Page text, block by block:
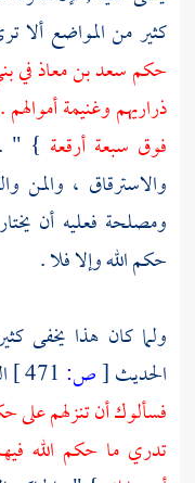
كثير من المواضع ألا
حكمسعد بن معاذفي
ذراريهم وغنيمة
فوق سبعة أرقعة } " .
والاسترقاق ، والمن
ومصلحة فعليه أن
حكم الله وإلا فلا .
ولما كان هذا يخفى
الحديث[ص:
فسألوك أن تنزلهم على
تدري ما حكم الله